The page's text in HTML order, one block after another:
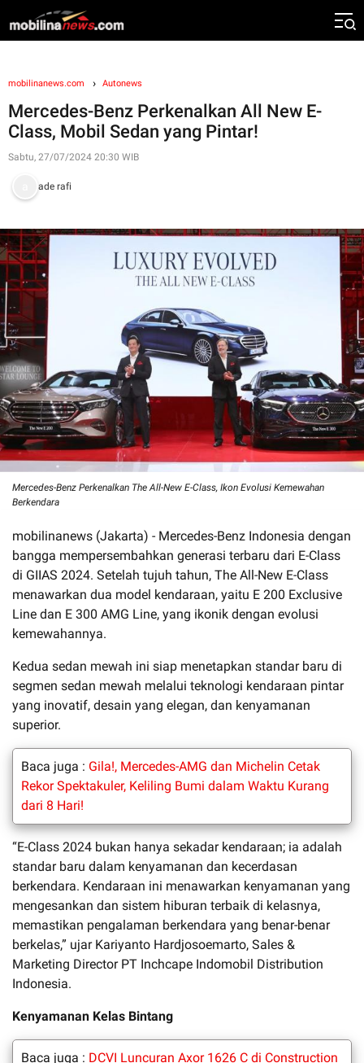
mobilinanews.com Autonews
Mercedes-Benz Perkenalkan All New E-
Class, Mobil Sedan yang Pintar!
Sabtu, 27/07/2024 20:30 WIB
ade rafi
Mercedes-Benz Perkenalkan The All-New E-Class, Ikon Evolusi Kemewahan
Berkendara
mobilinanews (Jakarta) - Mercedes-Benz Indonesia dengan
bangga mempersembahkan generasi terbaru dari E-Class
di GIIAS 2024. Setelah tujuh tahun, The All-New E-Class
menawarkan dua model kendaraan, yaitu E 200 Exclusive
Line dan E 300 AMG Line, yang ikonik dengan evolusi
kemewahannya.
Kedua sedan mewah ini siap menetapkan standar baru di
segmen sedan mewah melalui teknologi kendaraan pintar
yang inovatif, desain yang elegan, dan kenyamanan
superior.
Baca juga : Gila!, Mercedes-AMG dan Michelin Cetak
Rekor Spektakuler, Keliling Bumi dalam Waktu Kurang
dari 8 Hari!
“E-Class 2024 bukan hanya sekadar kendaraan; ia adalah
standar baru dalam kenyamanan dan kecerdasan
berkendara. Kendaraan ini menawarkan kenyamanan yang
mengesankan dan sistem hiburan terbaik di kelasnya,
memastikan pengalaman berkendara yang benar-benar
berkelas,” ujar Kariyanto Hardjosoemarto, Sales &
Marketing Director PT Inchcape Indomobil Distribution
Indonesia.
Kenyamanan Kelas Bintang
Baca juga : DCVI Luncuran Axor 1626 C di Construction